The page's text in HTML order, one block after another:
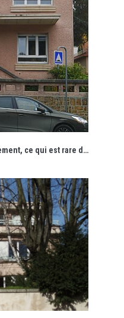
La façade ne comporte aucun ornement, ce qui est rare dans la production bourgeoise de l'Entre-deux-guerres à Nancy.